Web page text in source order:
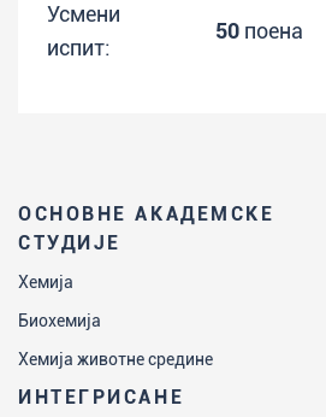
ОСНОВНЕ АКАДЕМСКЕ
СТУДИЈЕ
Хемија
Биохемија
Хемија животне средине
ИНТЕГРИСАНЕ
Усмени
испит:
50 поена